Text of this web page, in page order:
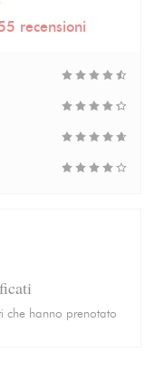
recensioni
che hanno prenotato